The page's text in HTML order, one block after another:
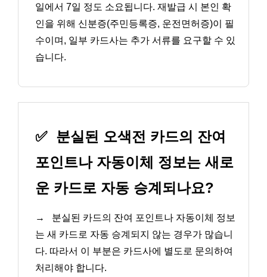
일에서 7일 정도 소요됩니다. 재발급 시 본인 확
인을 위해 신분증(주민등록증, 운전면허증)이 필
수이며, 일부 카드사는 추가 서류를 요구할 수 있
습니다.
✅ 분실된 오색전 카드의 잔여
포인트나 자동이체 정보는 새로
운 카드로 자동 승계되나요?
→
분실된 카드의 잔여 포인트나 자동이체 정보
는 새 카드로 자동 승계되지 않는 경우가 많습니
다. 따라서 이 부분은 카드사에 별도로 문의하여
처리해야 합니다.